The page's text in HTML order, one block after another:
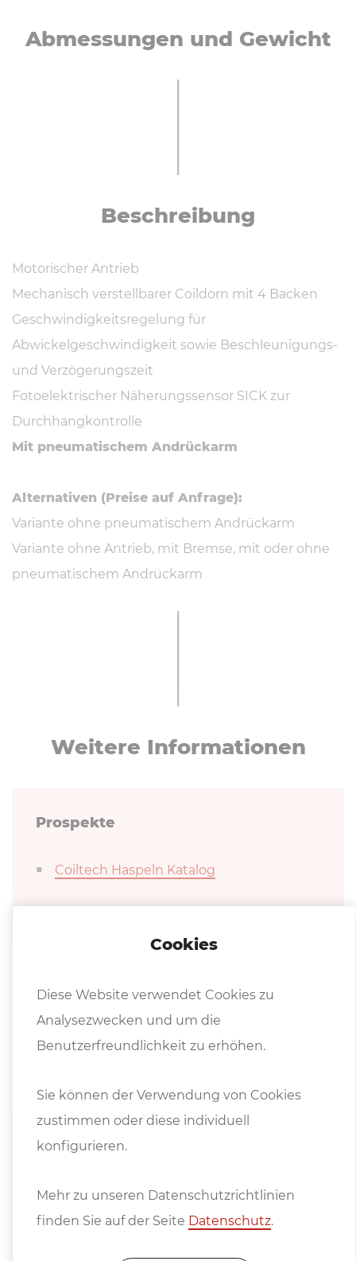
Ab­mes­sun­gen und Gewicht
Be­schrei­bung
Motorischer Antrieb
Mechanisch verstellbarer Coildorn mit 4 Backen
Geschwindigkeitsregelung für
Abwickelgeschwindigkeit sowie Beschleunigungs-
und Verzögerungszeit
Fotoelektrischer Näherungssensor SICK zur
Durchhangkontrolle
Mit pneumatischem Andrückarm
Alternativen (Preise auf Anfrage):
Variante ohne pneumatischem Andrückarm
Variante ohne Antrieb, mit Bremse, mit oder ohne
pneumatischem Andrückarm
Weitere In­for­ma­tio­nen
Prospekte
Coiltech Haspeln Katalog
Preise ab Standort, exkl. Mwst.
Es gelten dieAllgemeinen
Lieferbedingungendes Fachverbandes der
Cookies
Diese Website verwendet Cookies zu
Analysezwecken und um die
Benutzerfreundlichkeit zu erhöhen.
Sie können der Verwendung von Cookies
zustimmen oder diese individuell
konfigurieren.
Mehr zu unseren Datenschutzrichtlinien
finden Sie auf der Seite Datenschutz.